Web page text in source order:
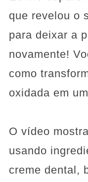
que revelou o
para deixar a
novamente!
como
oxidada em
O vídeo
usando
creme dental,